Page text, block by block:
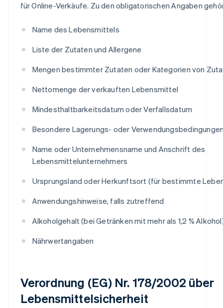
für Online-Verkäufe. Zu den obligatorischen Angaben
Name des Lebensmittels
Liste der Zutaten und Allergene
Mengen bestimmter Zutaten oder Kategorien von
Nettomenge der verkauften Lebensmittel
Mindesthaltbarkeitsdatum oder Verfallsdatum
Besondere Lagerungs- oder
Name oder Unternehmensname und Anschrift des
Lebensmittelunternehmers
Ursprungsland oder Herkunftsort (für bestimmte
Anwendungshinweise, falls zutreffend
Alkoholgehalt (bei Getränken mit mehr als 1,2 %
Nährwertangaben
Verordnung (EG) Nr. 178/2002 über
Lebensmittelsicherheit